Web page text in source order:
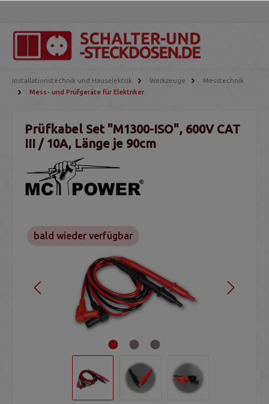
Installationstechnik und Hauselektrik Werkzeuge
Messtechnik
Mess- und Prüfgeräte für Elektriker
Prüfkabel Set "M1300-ISO", 600V CAT
III / 10A, Länge je 90cm
bald wieder verfügbar